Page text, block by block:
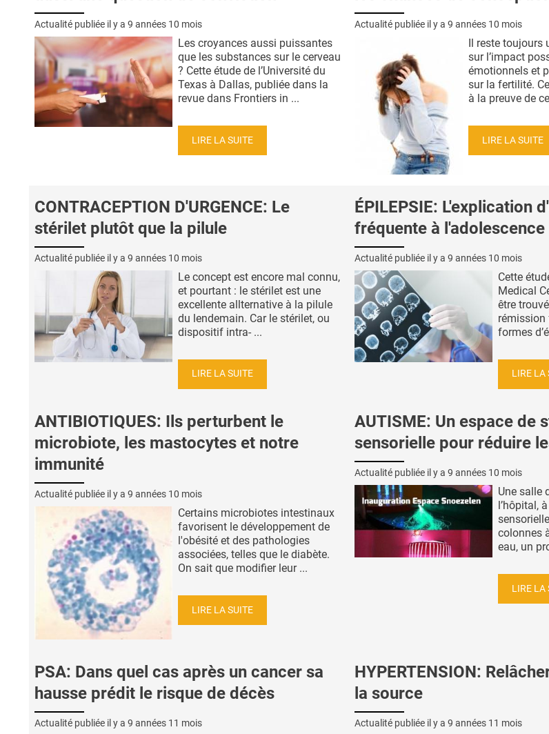
Actualité publiée il y a 9 années 10 mois
Les croyances aussi puissantes
que les substances sur le cerveau
? Cette étude de l’Université du
Texas à Dallas, publiée dans la
revue dans Frontiers in ...
LIRE LA SUITE
Actualité publiée il y a 9 années 10 mois
Il reste toujours
sur l’impact
émotionnels et
sur la fertilité.
à la preuve de
LIRE LA SUITE
CONTRACEPTION D'URGENCE: Le
stérilet plutôt que la pilule
Actualité publiée il y a 9 années 10 mois
Le concept est encore mal connu,
et pourtant : le stérilet est une
excellente allternative à la pilule
du lendemain. Car le stérilet, ou
dispositif intra- ...
LIRE LA SUITE
ÉPILEPSIE: L'explication
fréquente à l'adolescence
Actualité publiée il y a 9 années 10 mois
Cette
Medical
être
rémission
formes
LIRE LA
ANTIBIOTIQUES: Ils perturbent le
microbiote, les mastocytes et notre
immunité
Actualité publiée il y a 9 années 10 mois
Certains microbiotes intestinaux
favorisent le développement de
l'obésité et des pathologies
associées, telles que le diabète.
On sait que modifier leur ...
LIRE LA SUITE
AUTISME: Un espace de
sensorielle pour réduire
Actualité publiée il y a 9 années 10 mois
Une salle
l’hôpital,
colonnes
eau, un
LIRE LA
PSA: Dans quel cas après un cancer sa
hausse prédit le risque de décès
Actualité publiée il y a 9 années 11 mois
HYPERTENSION:
la source
Actualité publiée il y a 9 années 11 mois